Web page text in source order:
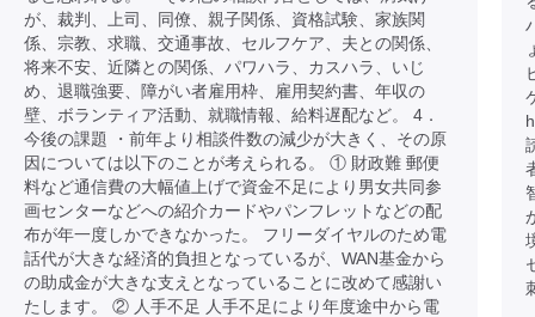
が、裁判、上司、同僚、親子関係、資格試験、家族関
係、宗教、求職、交通事故、セルフケア、夫との関係、
将来不安、近隣との関係、パワハラ、カスハラ、いじ
め、退職強要、障がい者雇用枠、雇用契約書、年収の
壁、ボランティア活動、就職情報、給料遅配など。 4．
今後の課題 ・前年より相談件数の減少が大きく、その原
因については以下のことが考えられる。 ① 財政難 郵便
料など通信費の大幅値上げで資金不足により男女共同参
画センターなどへの紹介カードやパンフレットなどの配
布が年一度しかできなかった。 フリーダイヤルのため電
話代が大きな経済的負担となっているが、WAN基金から
の助成金が大きな支えとなっていることに改めて感謝い
たします。 ② 人手不足 人手不足により年度途中から電